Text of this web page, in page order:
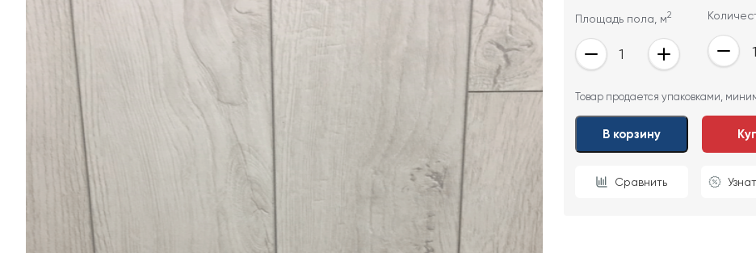
ОТПРАВИТЬ
Ваши данные не будут переданы третьим лицам
Площадь пола, м2
Товар продается упаковками,
В корзину
Сравнить